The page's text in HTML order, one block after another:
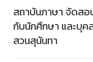
สถาบันภาษา จัดสอ
กับนักศึกษา และบุค
สวนสุนันทา